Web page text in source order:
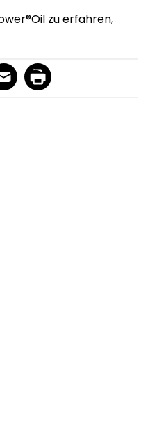
zu erfahren,